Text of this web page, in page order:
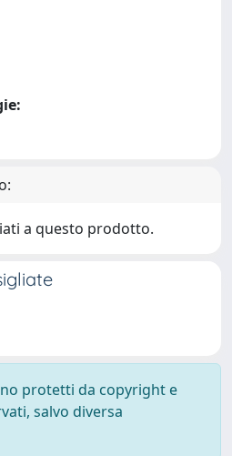
a questo prodotto.
protetti da copyright e
salvo diversa